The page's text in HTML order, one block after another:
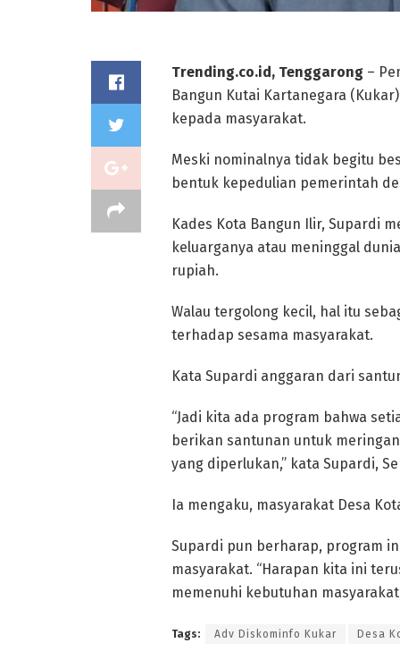
Trending.co.id, Tenggarong –
Bangun Kutai Kartanegara
kepada masyarakat.
Meski nominalnya tidak begitu
bentuk kepedulian pemerintah
Kades Kota Bangun Ilir, Supardi
keluarganya atau meninggal
rupiah.
Walau tergolong kecil, hal itu
terhadap sesama masyarakat.
Kata Supardi anggaran dari
“Jadi kita ada program bahwa
berikan santunan untuk
yang diperlukan,” kata Supardi,
Ia mengaku, masyarakat Desa
Supardi pun berharap, program
masyarakat. “Harapan kita ini
memenuhi kebutuhan
Tags: Adv Diskominfo Kukar Desa